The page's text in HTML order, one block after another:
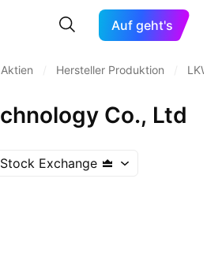
Auf geht's
Aktien Hersteller Produktion
Co., Ltd
Exchange